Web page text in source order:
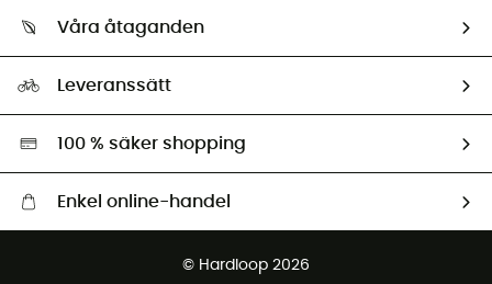
Retur & återbetalning
Ambassadörer
Våra åtaganden
Miljöanpassat urval
Leveranssätt
100 % säker shopping
Enkel online-handel
Gratis retur inom 100 dagar
© Hardloop 2026